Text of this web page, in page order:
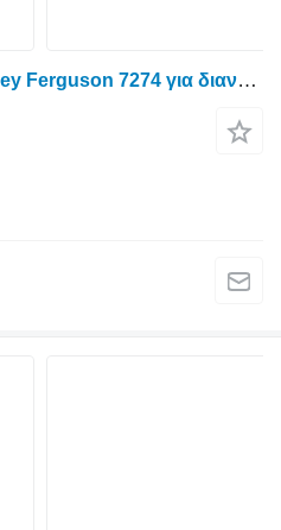
Τροχοφόρο τρακτέρ Massey Ferguson 7274 για διανομέας